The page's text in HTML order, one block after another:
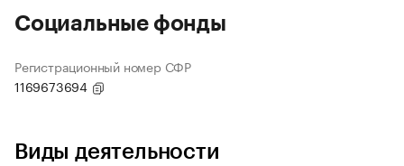
Социальные фонды
Регистрационный номер СФР
1169673694
Виды деятельности